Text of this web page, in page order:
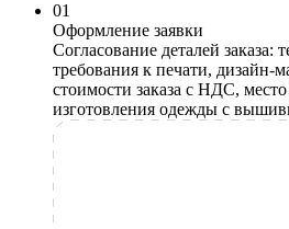
01
Оформление заявки
Согласование деталей заказа:
требования к печати, дизайн-
стоимости заказа с НДС,
изготовления одежды с